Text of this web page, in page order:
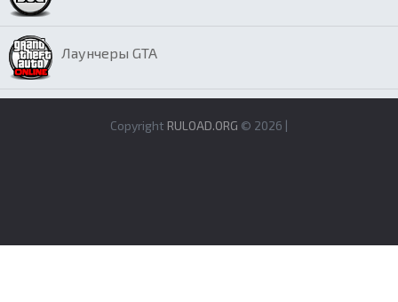
Лаунчеры GTA
Copyright RULOAD.ORG © 2026 |